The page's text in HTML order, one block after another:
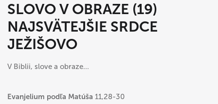
SLOVO V OBRAZE (19)
NAJSVÄTEJŠIE SRDCE
JEŽIŠOVO
V Biblii, slove a obraze...
Evanjelium podľa Matúša 11,28-30